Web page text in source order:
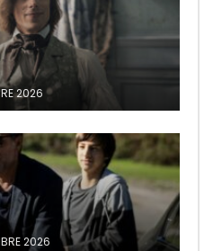
2026
2026